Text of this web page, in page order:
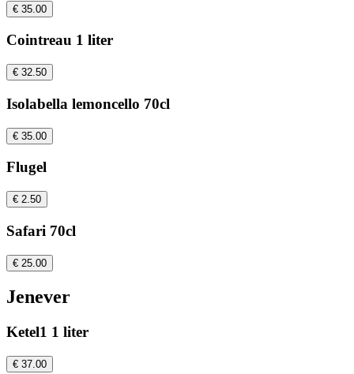
€ 35.00
Cointreau 1 liter
€ 32.50
Isolabella lemoncello 70cl
€ 35.00
Flugel
€ 2.50
Safari 70cl
€ 25.00
Jenever
Ketel1 1 liter
€ 37.00